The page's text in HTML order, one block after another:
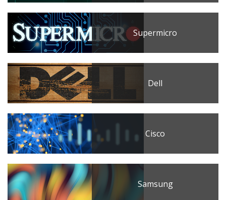
Supermicro
Dell
Cisco
Samsung